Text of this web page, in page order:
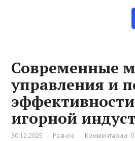
Современные
управления и
игорной
30.12.2025 Разное Комментарии: 0